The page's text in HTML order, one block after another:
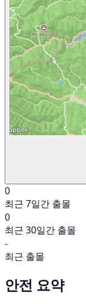
0
최근 7일간 출몰
0
최근 30일간 출몰
-
최근 출몰
안전 요약